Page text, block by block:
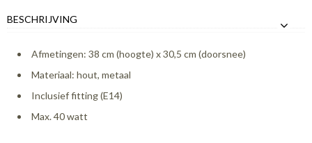
BESCHRIJVING
Afmetingen: 38 cm (hoogte) x 30,5 cm (doorsnee)
Materiaal: hout, metaal
Inclusief fitting (E14)
Max. 40 watt